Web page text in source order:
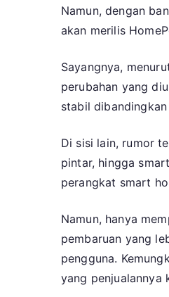
Namun, dengan
akan merilis
Sayangnya,
perubahan yang
stabil
Di sisi lain, rumor
pintar, hingga
perangkat smart
Namun, hanya
pembaruan yang
pengguna.
yang penjualannya